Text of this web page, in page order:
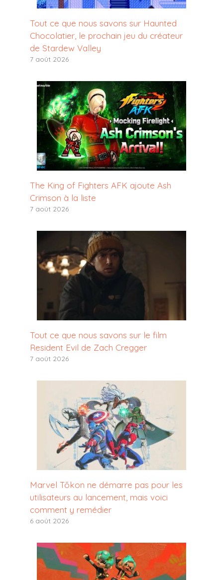
Tout ce que nous savons sur Haunted
Chocolatier, le prochain jeu du créateur
de Stardew Valley
7 août 2026
The King of Fighters AFK ajoute Ash
Crimson à la liste
7 août 2026
Tout ce que nous savons sur le film
Resident Evil de Zach Cregger
7 août 2026
Marvel Tōkon ne démarre pas pour les
utilisateurs au lancement, mais voici
comment y remédier
6 août 2026